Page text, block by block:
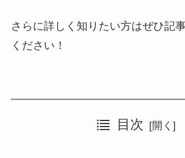
さらに詳しく知りたい方はぜひ記
ください！
目次